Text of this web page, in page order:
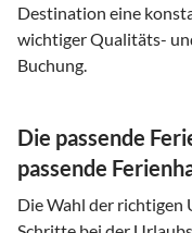
Destination eine
wichtiger Qualitäts-
Buchung.
Die passende
passende
Die Wahl der